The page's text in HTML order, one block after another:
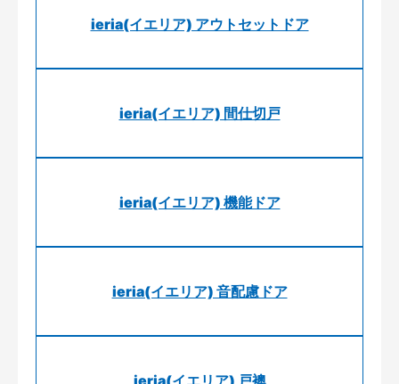
ieria(イエリア) アウトセットドア
ieria(イエリア) 間仕切戸
ieria(イエリア) 機能ドア
ieria(イエリア) 音配慮ドア
ieria(イエリア) 戸襖